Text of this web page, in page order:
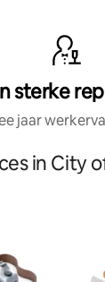
sterke
jaar
in City